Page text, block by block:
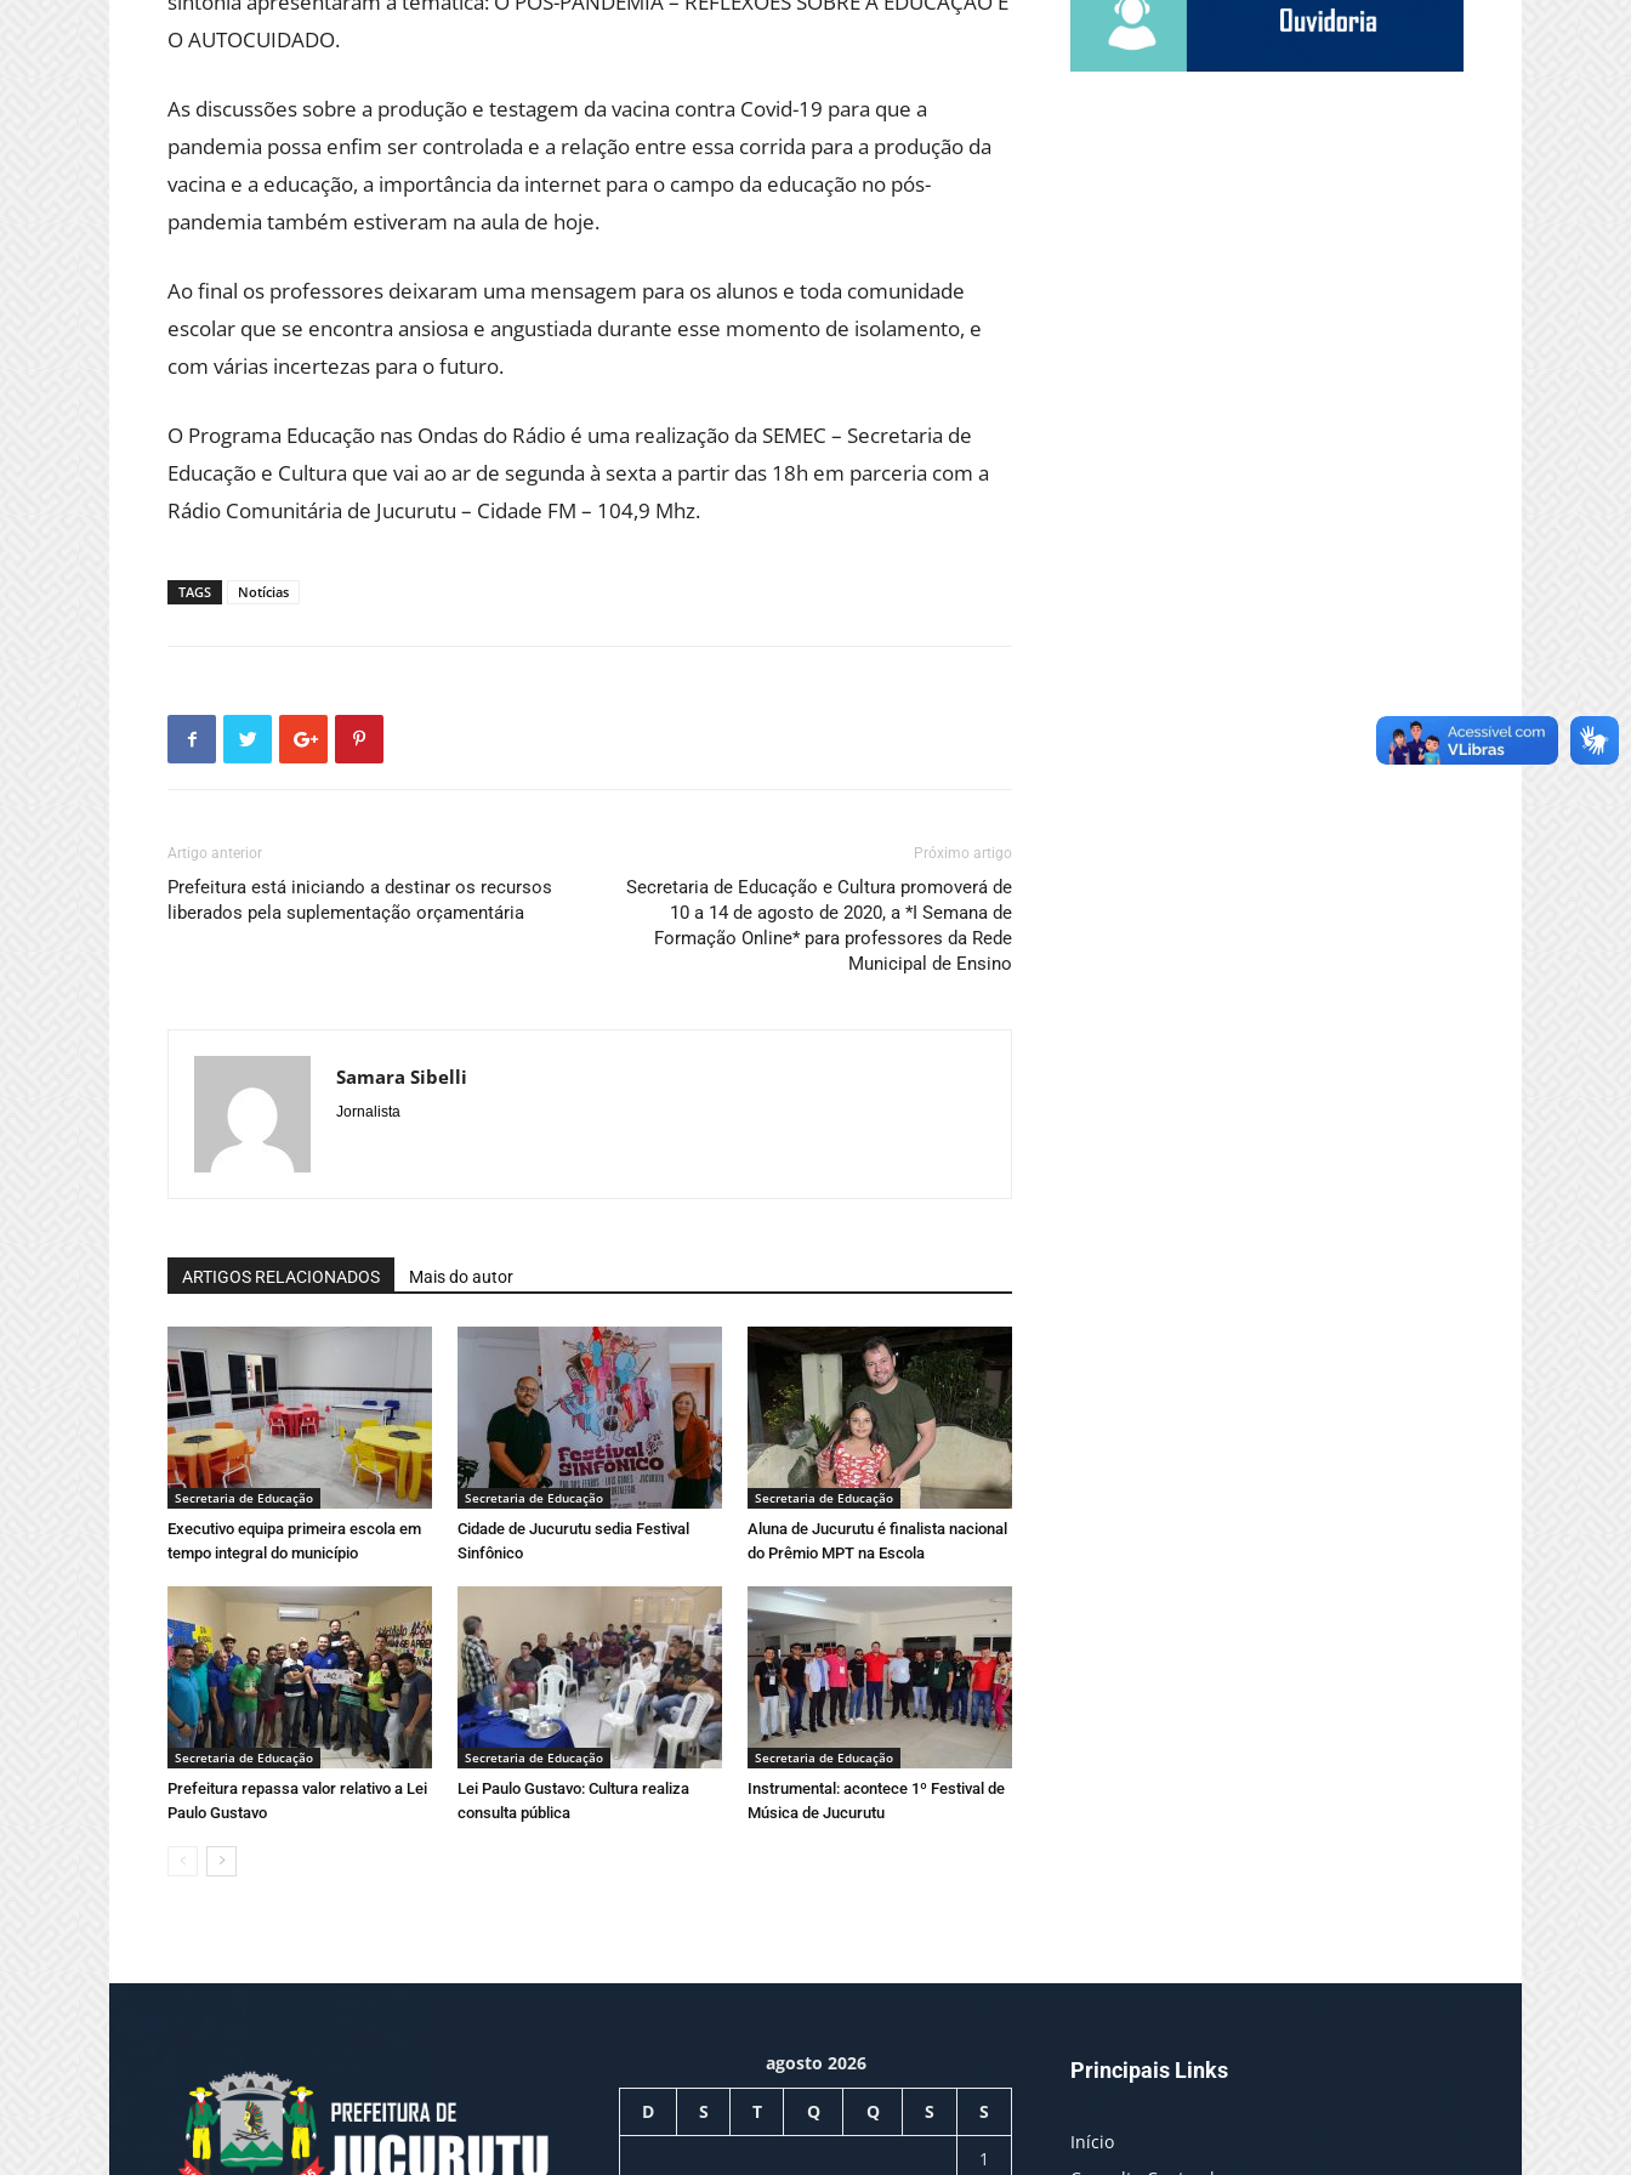
O AUTOCUIDADO.
As discussões sobre a produção e testagem da vacina contra Covid-19 para que a
pandemia possa enfim ser controlada e a relação entre essa corrida para a produção da
vacina e a educação, a importância da internet para o campo da educação no pós-
pandemia também estiveram na aula de hoje.
Ao final os professores deixaram uma mensagem para os alunos e toda comunidade
escolar que se encontra ansiosa e angustiada durante esse momento de isolamento, e
com várias incertezas para o futuro.
O Programa Educação nas Ondas do Rádio é uma realização da SEMEC – Secretaria de
Educação e Cultura que vai ao ar de segunda à sexta a partir das 18h em parceria com a
Rádio Comunitária de Jucurutu – Cidade FM – 104,9 Mhz.
TAGS Notícias
Artigo anterior
Prefeitura está iniciando a destinar os recursos
liberados pela suplementação orçamentária
Próximo artigo
Secretaria de Educação e Cultura promoverá de
10 a 14 de agosto de 2020, a *I Semana de
Formação Online* para professores da Rede
Municipal de Ensino
Samara Sibelli
Jornalista
ARTIGOS RELACIONADOS Mais do autor
Secretaria de Educação
Executivo equipa primeira escola em
tempo integral do município
Secretaria de Educação
Cidade de Jucurutu sedia Festival
Sinfônico
Secretaria de Educação
Aluna de Jucurutu é finalista nacional
do Prêmio MPT na Escola
Secretaria de Educação
Prefeitura repassa valor relativo a Lei
Paulo Gustavo
Secretaria de Educação
Lei Paulo Gustavo: Cultura realiza
consulta pública
Secretaria de Educação
Instrumental: acontece 1º Festival de
Música de Jucurutu
agosto 2026
D S T Q Q S S
1
Principais Links
Início